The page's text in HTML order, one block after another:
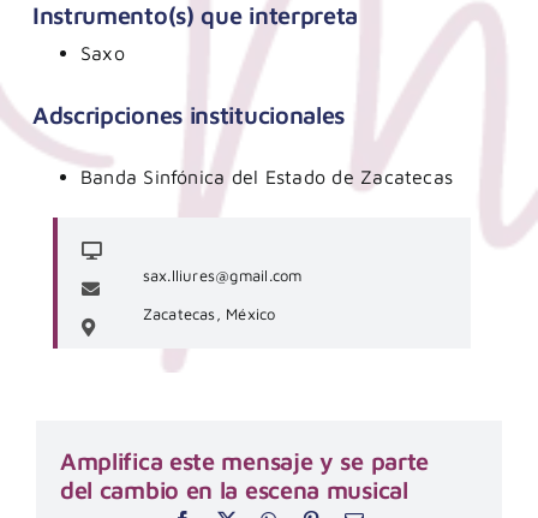
Instrumento(s) que interpreta
Saxo
Adscripciones institucionales
Banda Sinfónica del Estado de Zacatecas
sax.lliures@gmail.com
Zacatecas, México
Amplifica este mensaje y se parte
del cambio en la escena musical